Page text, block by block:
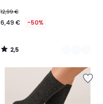
12,99 €
6,49 € -50%
2,5
/